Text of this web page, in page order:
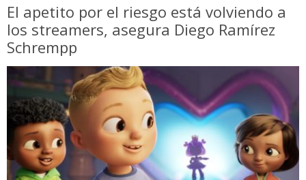
El apetito por el riesgo está volviendo a
los streamers, asegura Diego Ramírez
Schrempp